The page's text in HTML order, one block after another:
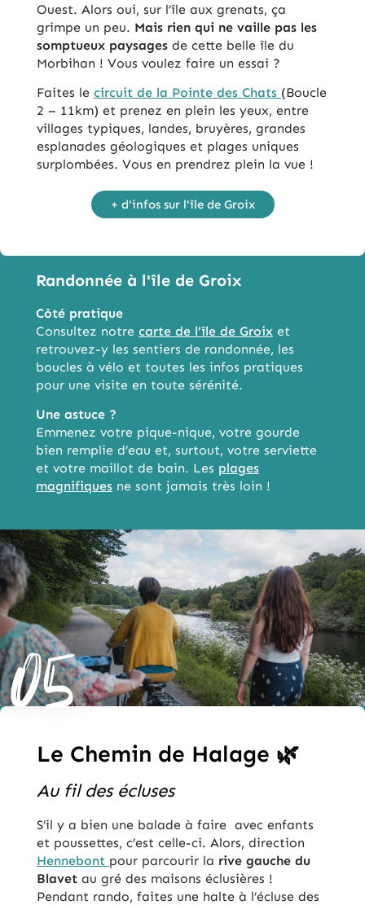
Ouest. Alors oui, sur l’île aux grenats, ça
grimpe un peu. Mais rien qui ne vaille pas les
somptueux paysages de cette belle île du
Morbihan ! Vous voulez faire un essai ?
Faites le circuit de la Pointe des Chats (Boucle
2 – 11km) et prenez en plein les yeux, entre
villages typiques, landes, bruyères, grandes
esplanades géologiques et plages uniques
surplombées. Vous en prendrez plein la vue !
+ d'infos sur l'île de Groix
Randonnée à l'île de Groix
Côté pratique
Consultez notre carte de l’île de Groix et
retrouvez-y les sentiers de randonnée, les
boucles à vélo et toutes les infos pratiques
pour une visite en toute sérénité.
Une astuce ?
Emmenez votre pique-nique, votre gourde
bien remplie d’eau et, surtout, votre serviette
et votre maillot de bain. Les plages
magnifiques ne sont jamais très loin !
05
Le Chemin de Halage 🌿
Au fil des écluses
S’il y a bien une balade à faire avec enfants
et poussettes, c’est celle-ci. Alors, direction
Hennebont pour parcourir la rive gauche du
Blavet au gré des maisons éclusières !
Pendant rando, faites une halte à l’écluse des